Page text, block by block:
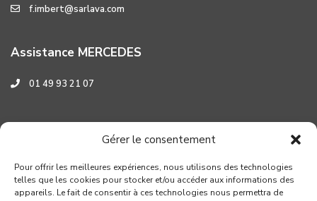
Gérer le consentement
Pour offrir les meilleures expériences, nous utilisons des technologies
telles que les cookies pour stocker et/ou accéder aux informations des
appareils. Le fait de consentir à ces technologies nous permettra de
f.imbert@sarlava.com
Assistance MERCEDES
01 49 93 21 07
Assistance HYUNDAI